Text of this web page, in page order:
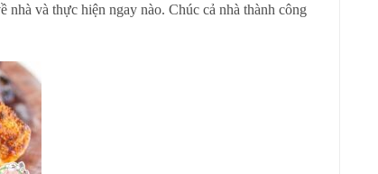
và thực hiện ngay nào. Chúc cả nhà thành công